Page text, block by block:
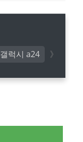
갤럭시 a24